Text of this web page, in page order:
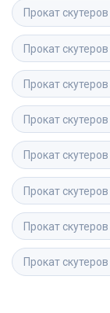
Прокат скутеров
Прокат скутеров
Прокат скутеров
Прокат скутеров
Прокат скутеров
Прокат скутеров
Прокат скутеров
Прокат скутеров